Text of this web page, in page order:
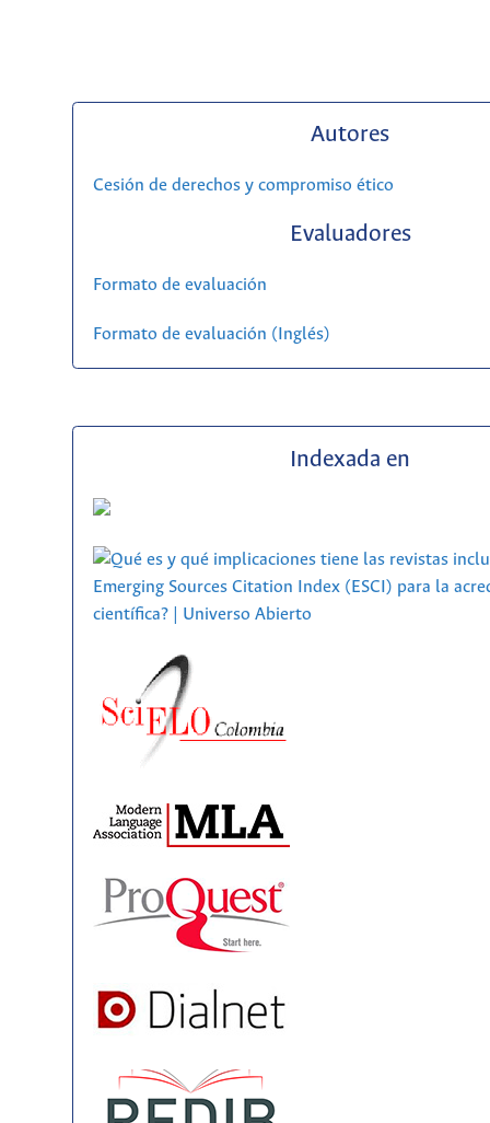
Autores
Cesión de derechos y compromiso ético
Evaluadores
Formato de evaluación
Formato de evaluación (Inglés)
Indexada en